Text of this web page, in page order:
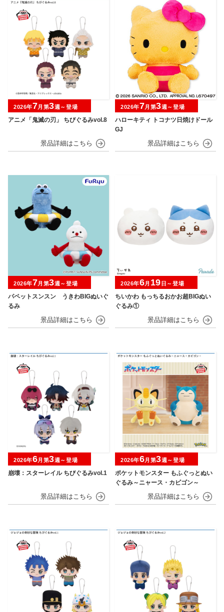
アニメ「鬼滅の刃」 ちびぐるみvol.8
2026年7月第3週～登場
ハローキティ トコナツ日焼けドール
GJ
2026年7月第3週～登場
パペットスンスン うきわBIGぬいぐ
るみ
2026年7月第3週～登場
ちいかわ もっちるおかお超BIGぬい
ぐるみ①
2026年6月 19 日～登場
崩壊：スターレイル ちびぐるみvol.1
2026年6月第3週～登場
ポケットモンスター もふぐっとぬい
ぐるみ～ニャース・カビゴン～
2026年6月第3週～登場